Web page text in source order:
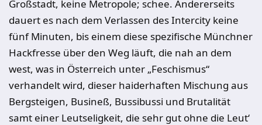
Großstadt, keine Metropole; schee. Andererseits
dauert es nach dem Verlassen des Intercity keine
fünf Minuten, bis einem diese spezifische Münchner
Hackfresse über den Weg läuft, die nah an dem
west, was in Österreich unter „Feschismus“
verhandelt wird, dieser haiderhaften Mischung aus
Bergsteigen, Busineß, Bussibussi und Brutalität
samt einer Leutseligkeit, die sehr gut ohne die Leut‘